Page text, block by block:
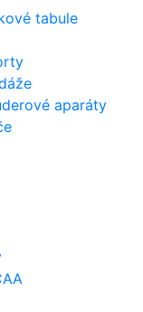
tabule
aparáty